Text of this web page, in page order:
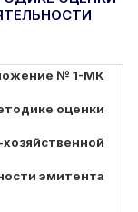
№ 1-МК
оценки
эмитента